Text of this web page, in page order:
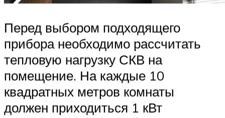
Перед выбором подходящего
прибора необходимо рассчитать
тепловую нагрузку СКВ на
помещение. На каждые 10
квадратных метров комнаты
должен приходиться 1 кВт